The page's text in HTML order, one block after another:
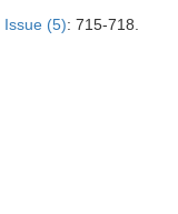
Issue (5): 715-718.